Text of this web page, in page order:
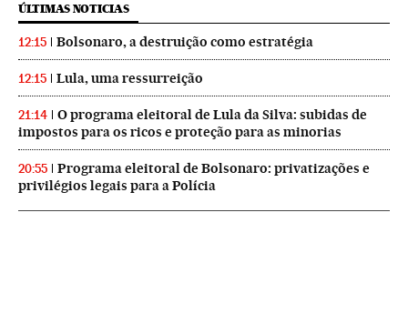
ÚLTIMAS NOTICIAS
12:15 Bolsonaro, a destruição como estratégia
12:15 Lula, uma ressurreição
21:14
O programa eleitoral de Lula da Silva: subidas de
impostos para os ricos e proteção para as minorias
20:55
Programa eleitoral de Bolsonaro: privatizações e
privilégios legais para a Polícia